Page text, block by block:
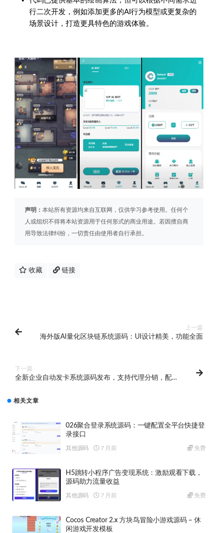
行二次开发，例如添加更多的AI行为模型或更复杂的
场景设计，打造更具特色的游戏体验。
声明： 本站所有资源均来自互联网，仅供学习参考使用。任何个
人或组织不得将本站资源用于任何形式的商业用途。若因擅自商
用导致法律纠纷，一切责任由使用者自行承担。
收藏 链接
上一篇
海外版AI量化区块链系统源码：UI设计精美，功能全面
下一篇
全新企业自动发卡系统源码发布，支持代理分销，配备
相关文章
026聚合登录系统源码：一键配置全平台快捷登
录接口
其他源码 7 月前 免费
H5跳转小程序广告变现系统：激励观看下载，
源码助力流量收益
其他源码 7 月前 免费
Cocos Creator 2.x 方块鸟冒险小游戏源码 – 休
闲游戏开发模板